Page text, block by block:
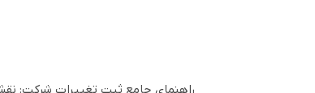
راهنمای جامع ثبت تغییرات شرکت: